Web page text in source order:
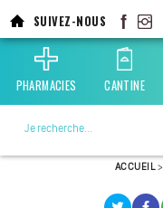
au
contenu
principal
SUIVEZ-NOUS
PHARMACIES CANTINE
ACCUEIL>